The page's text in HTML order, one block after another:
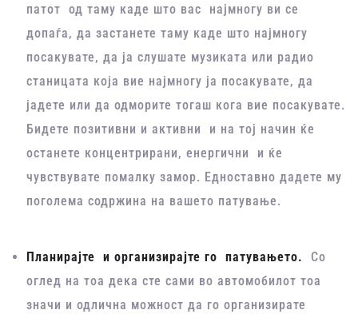
патот од таму каде што вас најмногу ви се
допаѓа, да застанете таму каде што најмногу
посакувате, да ја слушате музиката или радио
станицата која вие најмногу ја посакувате, да
јадете или да одморите тогаш кога вие посакувате.
Бидете позитивни и активни и на тој начин ќе
останете концентрирани, енергични и ќе
чувствувате помалку замор. Едноставно дадете му
поголема содржина на вашето патување.
Планирајте и организирајте го патувањето.
Со
оглед на тоа дека сте сами во автомобилот тоа
значи и одлична можност да го организирате